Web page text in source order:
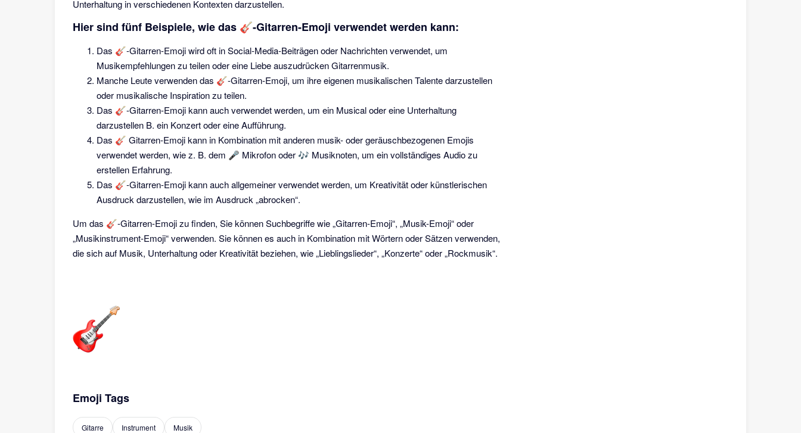
Unterhaltung in verschiedenen Kontexten darzustellen.
Hier sind fünf Beispiele, wie das 🎸-Gitarren-Emoji verwendet werden kann:
Das 🎸-Gitarren-Emoji wird oft in Social-Media-Beiträgen oder Nachrichten verwendet, um
Musikempfehlungen zu teilen oder eine Liebe auszudrücken Gitarrenmusik.
Manche Leute verwenden das 🎸-Gitarren-Emoji, um ihre eigenen musikalischen Talente darzustellen
oder musikalische Inspiration zu teilen.
Das 🎸-Gitarren-Emoji kann auch verwendet werden, um ein Musical oder eine Unterhaltung
darzustellen B. ein Konzert oder eine Aufführung.
Das 🎸 Gitarren-Emoji kann in Kombination mit anderen musik- oder geräuschbezogenen Emojis
verwendet werden, wie z. B. dem 🎤 Mikrofon oder 🎶 Musiknoten, um ein vollständiges Audio zu
erstellen Erfahrung.
Das 🎸-Gitarren-Emoji kann auch allgemeiner verwendet werden, um Kreativität oder künstlerischen
Ausdruck darzustellen, wie im Ausdruck „abrocken“.
Um das 🎸-Gitarren-Emoji zu finden, Sie können Suchbegriffe wie „Gitarren-Emoji“, „Musik-Emoji“ oder
„Musikinstrument-Emoji“ verwenden. Sie können es auch in Kombination mit Wörtern oder Sätzen verwenden,
die sich auf Musik, Unterhaltung oder Kreativität beziehen, wie „Lieblingslieder“, „Konzerte“ oder „Rockmusik“.
Emoji Tags
Gitarre Instrument Musik